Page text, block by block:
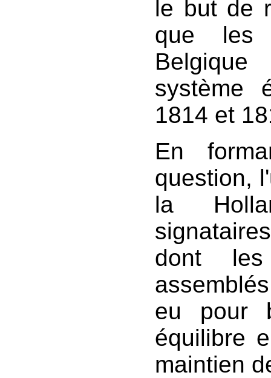
le but de
que les
système
1814 et
En
question,
la
dont les
eu pour
équilibre
maintien